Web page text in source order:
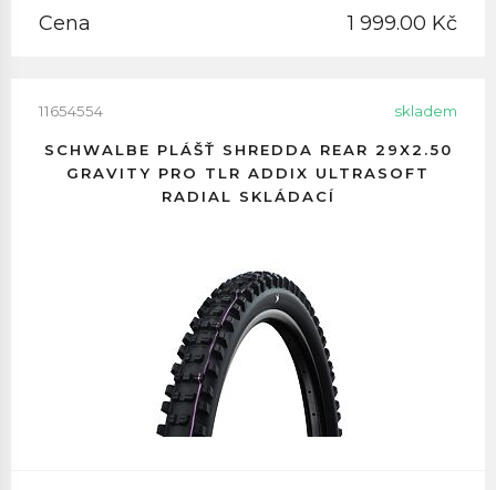
Cena 1 999.00 Kč
11654554 skladem
SCHWALBE PLÁŠŤ SHREDDA REAR 29X2.50
GRAVITY PRO TLR ADDIX ULTRASOFT
RADIAL SKLÁDACÍ